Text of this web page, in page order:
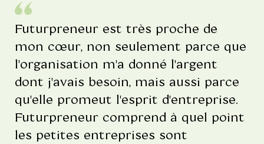
Futurpreneur est très proche de
mon cœur, non seulement parce que
l'organisation m'a donné l'argent
dont j'avais besoin, mais aussi parce
qu'elle promeut l'esprit d'entreprise.
Futurpreneur comprend à quel point
les petites entreprises sont